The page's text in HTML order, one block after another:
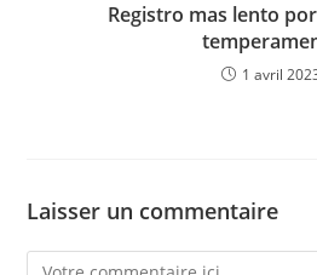
Registro mas lento
1 avril
Laisser un commentaire
Comment